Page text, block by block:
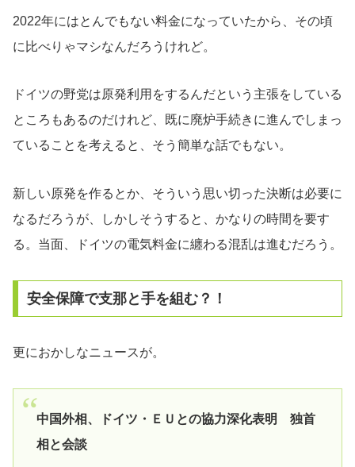
2022年にはとんでもない料金になっていたから、その頃
に比べりゃマシなんだろうけれど。
ドイツの野党は原発利用をするんだという主張をしている
ところもあるのだけれど、既に廃炉手続きに進んでしまっ
ていることを考えると、そう簡単な話でもない。
新しい原発を作るとか、そういう思い切った決断は必要に
なるだろうが、しかしそうすると、かなりの時間を要す
る。当面、ドイツの電気料金に纏わる混乱は進むだろう。
安全保障で支那と手を組む？！
更におかしなニュースが。
中国外相、ドイツ・ＥＵとの協力深化表明 独首
相と会談